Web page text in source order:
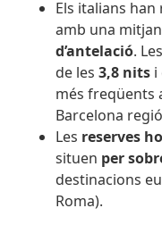
Els italians
amb una
d’antelació.
de les3,8 nits i
més freqüents
Barcelona
Les reserves
situen per
destinacions
Roma).